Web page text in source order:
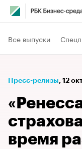
Все выпуски
Пресс-релизы⁠, 12
время